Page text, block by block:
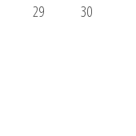
29
30